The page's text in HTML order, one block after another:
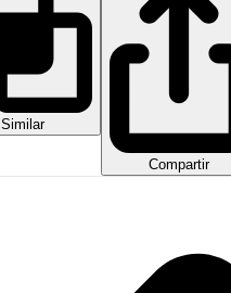
Similar
Compartir